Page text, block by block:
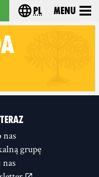
Choose your
pl Menu
nas
grupę